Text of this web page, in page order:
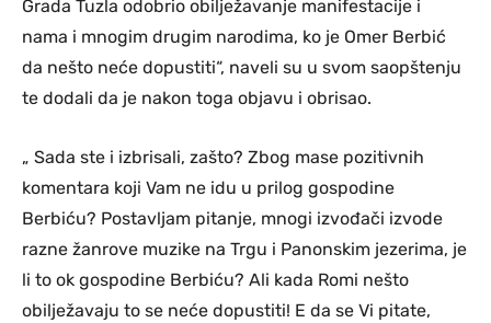
Grada Tuzla odobrio obilježavanje manifestacije i
nama i mnogim drugim narodima, ko je Omer Berbić
da nešto neće dopustiti“, naveli su u svom saopštenju
te dodali da je nakon toga objavu i obrisao.
„ Sada ste i izbrisali, zašto? Zbog mase pozitivnih
komentara koji Vam ne idu u prilog gospodine
Berbiću? Postavljam pitanje, mnogi izvođači izvode
razne žanrove muzike na Trgu i Panonskim jezerima, je
li to ok gospodine Berbiću? Ali kada Romi nešto
obilježavaju to se neće dopustiti! E da se Vi pitate,